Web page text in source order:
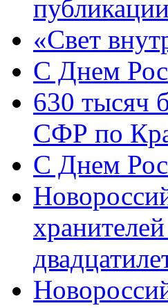
публикации
«Свет
C Днем
630 тысяч
СФР по
C Днем